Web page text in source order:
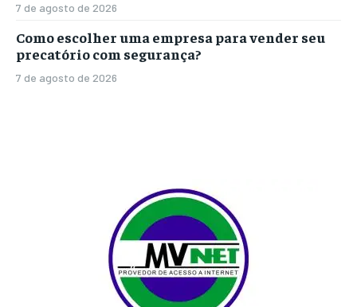
7 de agosto de 2026
Como escolher uma empresa para vender seu
precatório com segurança?
7 de agosto de 2026